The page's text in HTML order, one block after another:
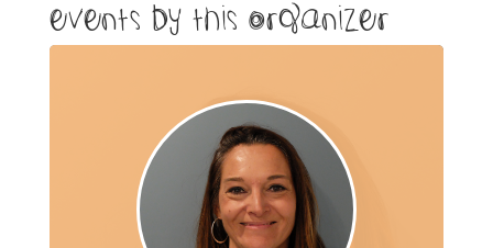
Events by this organizer